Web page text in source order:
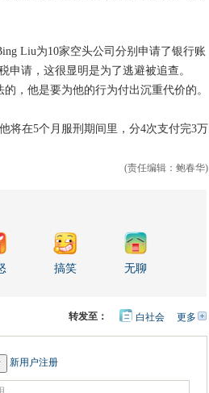
Liu为10家空头公司分别申请了银行账
申请，这很显明是为了逃避被追查。
，他是要为他的行为付出沉重代价的。
在5个月服刑期间里，分4次支付完3万
(责任编辑：鲍春华)
搞笑 无聊
更多开
转发至： 白社会
新用户注册